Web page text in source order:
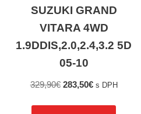
SUZUKI GRAND
VITARA 4WD
1.9DDIS,2.0,2.4,3.2 5D
05-10
329,90€ 283,50€ s DPH